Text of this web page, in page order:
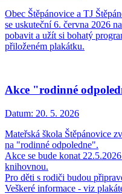
Obec Štěpánovice a TJ
se uskuteční 6. června 2026
pobavit a užít si bohatý
přiloženém plakátku.
Akce "rodinné
Datum: 20. 5. 2026
Mateřská škola Štěpánovice
na "rodinné odpoledne".
Akce se bude konat
knihovnou.
Pro děti s rodiči budou
Veškeré informace - viz